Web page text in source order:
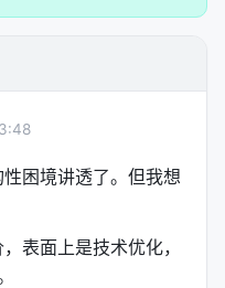
的网页端授权，被
式的工具，都能无
，所有工具。
以前搜索 X 需要装
Hermes 的一等公
。
个完整的逻辑：
你最大化你已经付
困境讲透了。但我想
表面上是技术优化，